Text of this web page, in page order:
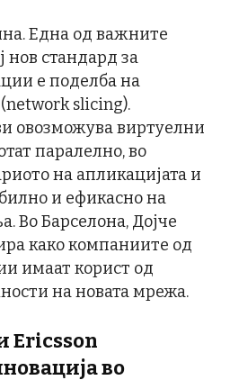
Една од важните
нов стандард за
е поделба на
slicing).
овозможува виртуелни
паралелно, во
на апликацијата и
и ефикасно на
Во Барселона, Дојче
како компаниите од
имаат корист од
на новата мрежа.
Ericsson
во